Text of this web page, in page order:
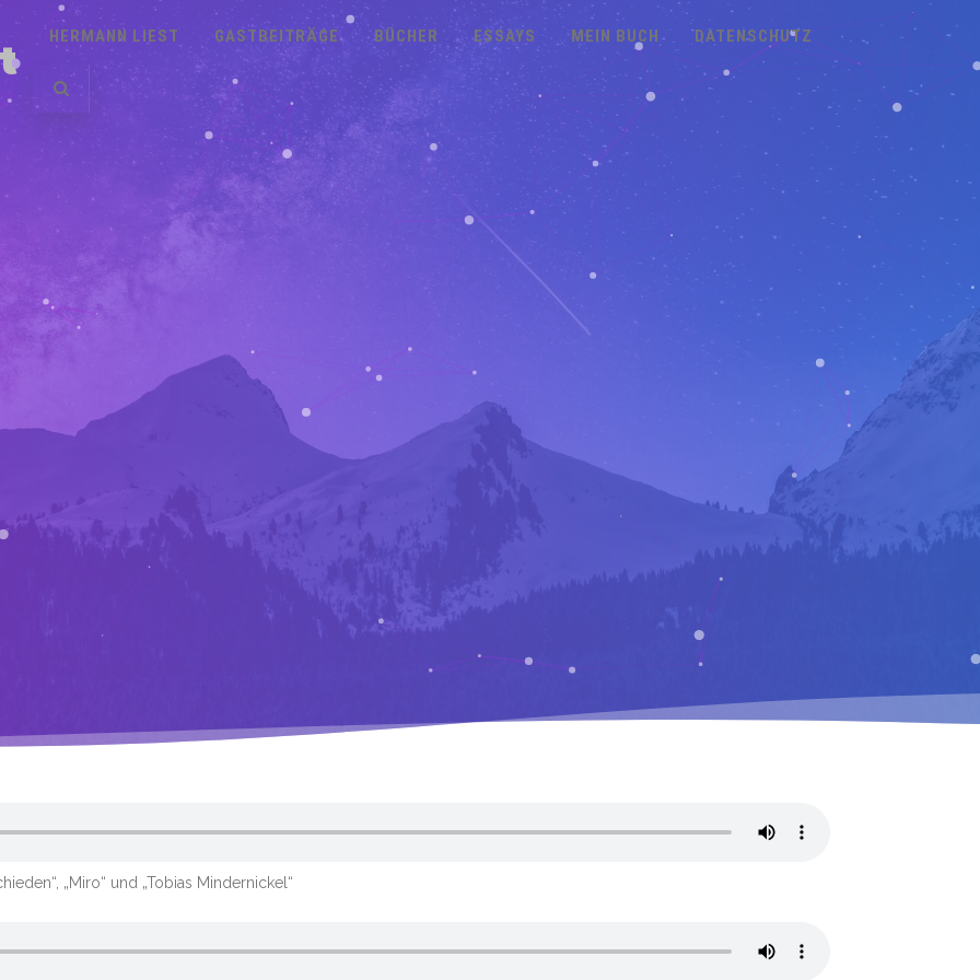
HERMANN LIEST GASTBEITRÄGE BÜCHER ESSAYS MEIN BUCH DATENSCHUTZ
„Miro“ und „Tobias Mindernickel“